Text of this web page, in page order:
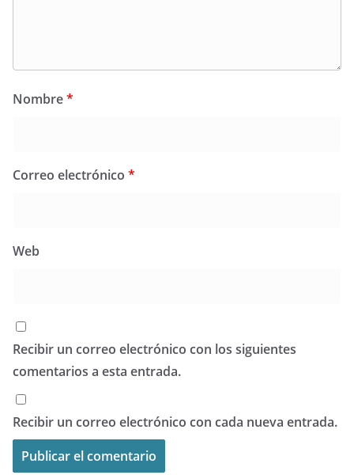
Nombre*
Correo electrónico *
Web
Recibir un correo electrónico con los siguientes
comentarios a esta entrada.
Recibir un correo electrónico con cada nueva entrada.